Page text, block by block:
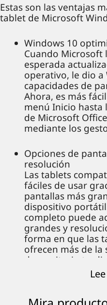
Estas son las ventajas
tablet de Microsoft
Windows 10
Cuando Microsoft
esperada
operativo, le dio a
capacidades de
Ahora, es más
menú Inicio
de Microsoft
mediante los
Opciones de
resolución
Las tablets
fáciles de usar
pantallas más
dispositivo
completo puede
grandes y
forma en que las
ofrecen más de
de escritorio
Otra ventaja de